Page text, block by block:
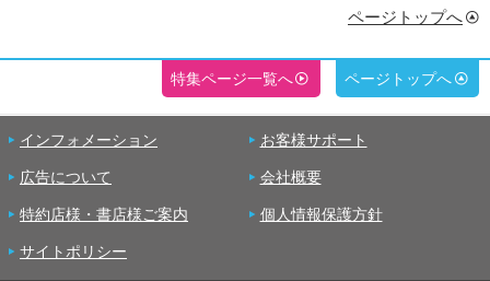
ページトップへ
特集ページ一覧へ ページトップへ
インフォメーション お客様サポート
広告について 会社概要
特約店様・書店様ご案内 個人情報保護方針
サイトポリシー